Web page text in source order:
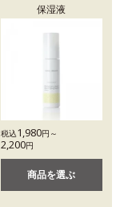
保湿液
税込1,980円～
2,200円
商品を選ぶ